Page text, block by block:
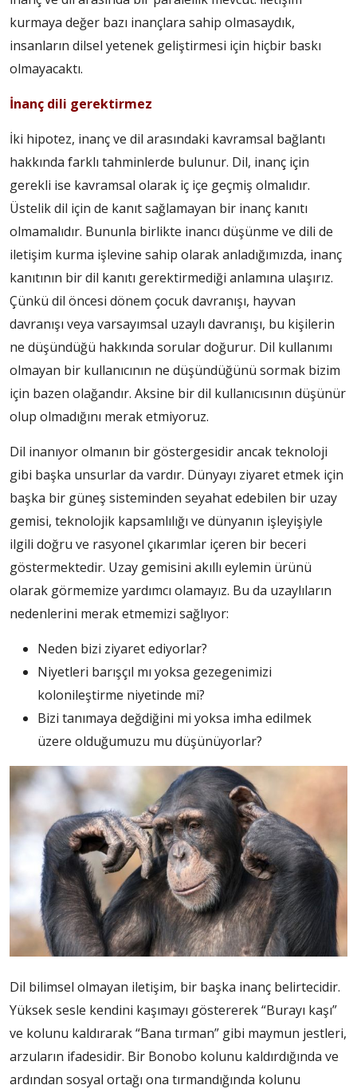
kurmaya değer bazı inançlara sahip olmasaydık,
insanların dilsel yetenek geliştirmesi için hiçbir baskı
olmayacaktı.
İnanç dili gerektirmez
İki hipotez, inanç ve dil arasındaki kavramsal bağlantı
hakkında farklı tahminlerde bulunur. Dil, inanç için
gerekli ise kavramsal olarak iç içe geçmiş olmalıdır.
Üstelik dil için de kanıt sağlamayan bir inanç kanıtı
olmamalıdır. Bununla birlikte inancı düşünme ve dili de
iletişim kurma işlevine sahip olarak anladığımızda, inanç
kanıtının bir dil kanıtı gerektirmediği anlamına ulaşırız.
Çünkü dil öncesi dönem çocuk davranışı, hayvan
davranışı veya varsayımsal uzaylı davranışı, bu kişilerin
ne düşündüğü hakkında sorular doğurur. Dil kullanımı
olmayan bir kullanıcının ne düşündüğünü sormak bizim
için bazen olağandır. Aksine bir dil kullanıcısının düşünür
olup olmadığını merak etmiyoruz.
Dil inanıyor olmanın bir göstergesidir ancak teknoloji
gibi başka unsurlar da vardır. Dünyayı ziyaret etmek için
başka bir güneş sisteminden seyahat edebilen bir uzay
gemisi, teknolojik kapsamlılığı ve dünyanın işleyişiyle
ilgili doğru ve rasyonel çıkarımlar içeren bir beceri
göstermektedir. Uzay gemisini akıllı eylemin ürünü
olarak görmemize yardımcı olamayız. Bu da uzaylıların
nedenlerini merak etmemizi sağlıyor:
Neden bizi ziyaret ediyorlar?
Niyetleri barışçıl mı yoksa gezegenimizi
kolonileştirme niyetinde mi?
Bizi tanımaya değdiğini mi yoksa imha edilmek
üzere olduğumuzu mu düşünüyorlar?
Dil bilimsel olmayan iletişim, bir başka inanç belirtecidir.
Yüksek sesle kendini kaşımayı göstererek “Burayı kaşı”
ve kolunu kaldırarak “Bana tırman” gibi maymun jestleri,
arzuların ifadesidir. Bir Bonobo kolunu kaldırdığında ve
ardından sosyal ortağı ona tırmandığında kolunu